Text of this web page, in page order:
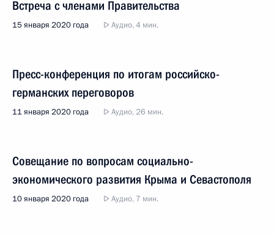
Встреча с членами Правительства
15 января 2020 года Аудио, 4 мин.
Пресс-конференция по итогам российско-
германских переговоров
11 января 2020 года Аудио, 26 мин.
Совещание по вопросам социально-
экономического развития Крыма и Севастополя
10 января 2020 года Аудио, 7 мин.